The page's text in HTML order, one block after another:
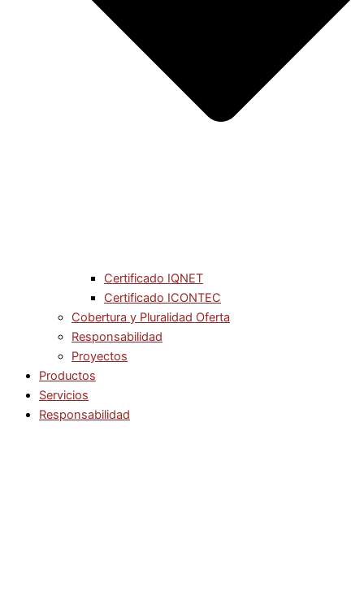
Certificado IQNET
Certificado ICONTEC
Cobertura y Pluralidad Oferta
Responsabilidad
Proyectos
Productos
Servicios
Responsabilidad